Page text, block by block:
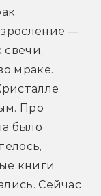
—
свечи,
мраке.
Про
было
книги
Сейчас